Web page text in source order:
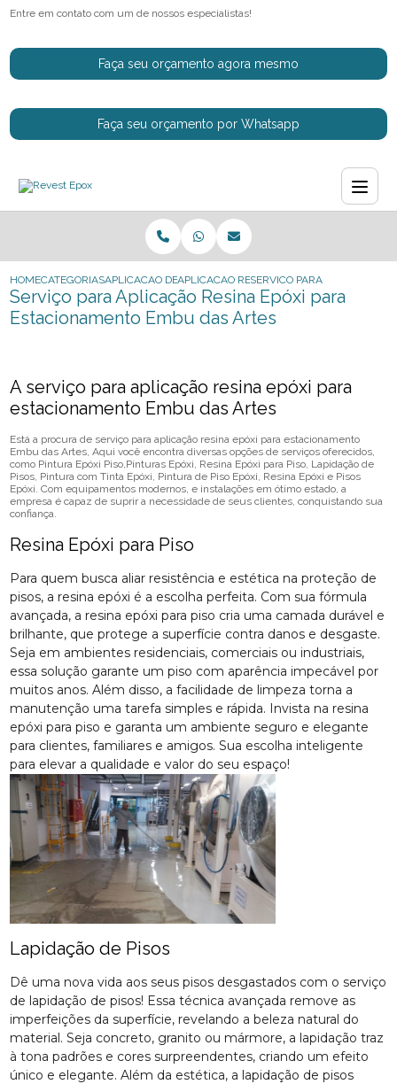
Entre em contato com um de nossos especialistas!
Faça seu orçamento agora mesmo
Faça seu orçamento por Whatsapp
HOMECATEGORIASAPLICACAO DE RESINAS EPOXI
APLICACAO RESINA EM EPOXI
SERVICO PARA APLICACAO
Serviço para Aplicação Resina Epóxi para
Estacionamento Embu das Artes
A serviço para aplicação resina epóxi para
estacionamento Embu das Artes
Está a procura de serviço para aplicação resina epóxi para estacionamento
Embu das Artes, Aqui você encontra diversas opções de serviços oferecidos,
como Pintura Epóxi Piso,Pinturas Epóxi, Resina Epóxi para Piso, Lapidação de
Pisos, Pintura com Tinta Epóxi, Pintura de Piso Epóxi, Resina Epóxi e Pisos
Epóxi. Com equipamentos modernos, e instalações em ótimo estado, a
empresa é capaz de suprir a necessidade de seus clientes, conquistando sua
confiança.
Resina Epóxi para Piso
Para quem busca aliar resistência e estética na proteção de
pisos, a resina epóxi é a escolha perfeita. Com sua fórmula
avançada, a resina epóxi para piso cria uma camada durável e
brilhante, que protege a superfície contra danos e desgaste.
Seja em ambientes residenciais, comerciais ou industriais,
essa solução garante um piso com aparência impecável por
muitos anos. Além disso, a facilidade de limpeza torna a
manutenção uma tarefa simples e rápida. Invista na resina
epóxi para piso e garanta um ambiente seguro e elegante
para clientes, familiares e amigos. Sua escolha inteligente
para elevar a qualidade e valor do seu espaço!
Lapidação de Pisos
Dê uma nova vida aos seus pisos desgastados com o serviço
de lapidação de pisos! Essa técnica avançada remove as
imperfeições da superfície, revelando a beleza natural do
material. Seja concreto, granito ou mármore, a lapidação traz
à tona padrões e cores surpreendentes, criando um efeito
único e elegante. Além da estética, a lapidação de pisos